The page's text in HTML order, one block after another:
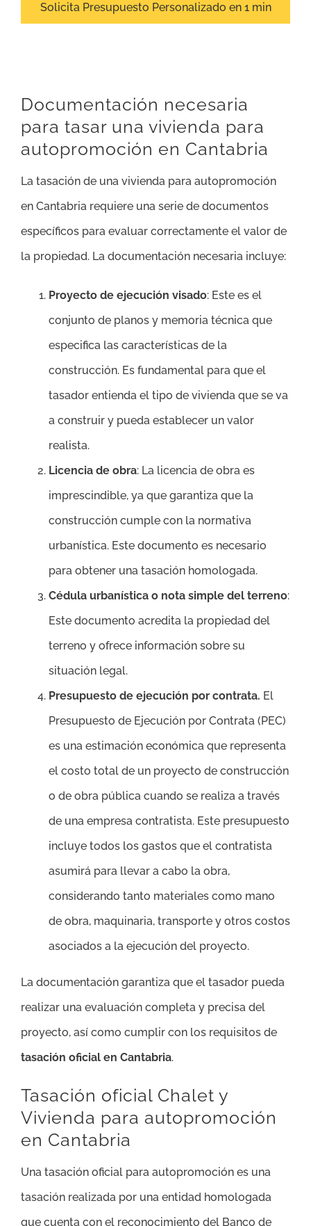
Solicita Presupuesto Personalizado en 1 min
Documentación necesaria
para tasar una vivienda para
autopromoción en Cantabria
La tasación de una vivienda para autopromoción
en Cantabria requiere una serie de documentos
específicos para evaluar correctamente el valor de
la propiedad. La documentación necesaria incluye:
Proyecto de ejecución visado: Este es el
conjunto de planos y memoria técnica que
especifica las características de la
construcción. Es fundamental para que el
tasador entienda el tipo de vivienda que se va
a construir y pueda establecer un valor
realista.
Licencia de obra: La licencia de obra es
imprescindible, ya que garantiza que la
construcción cumple con la normativa
urbanística. Este documento es necesario
para obtener una tasación homologada.
Cédula urbanística o nota simple del terreno:
Este documento acredita la propiedad del
terreno y ofrece información sobre su
situación legal.
Presupuesto de ejecución por contrata. El
Presupuesto de Ejecución por Contrata (PEC)
es una estimación económica que representa
el costo total de un proyecto de construcción
o de obra pública cuando se realiza a través
de una empresa contratista. Este presupuesto
incluye todos los gastos que el contratista
asumirá para llevar a cabo la obra,
considerando tanto materiales como mano
de obra, maquinaria, transporte y otros costos
asociados a la ejecución del proyecto.
La documentación garantiza que el tasador pueda
realizar una evaluación completa y precisa del
proyecto, así como cumplir con los requisitos de
tasación oficial en Cantabria.
Tasación oficial Chalet y
Vivienda para autopromoción
en Cantabria
Una tasación oficial para autopromoción es una
tasación realizada por una entidad homologada
que cuenta con el reconocimiento del Banco de